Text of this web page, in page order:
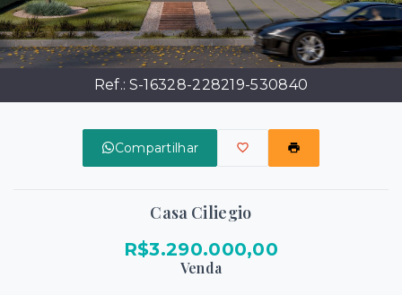
Ref.: S-16328-228219-530840
Compartilhar
Casa Ciliegio
R$3.290.000,00
Venda